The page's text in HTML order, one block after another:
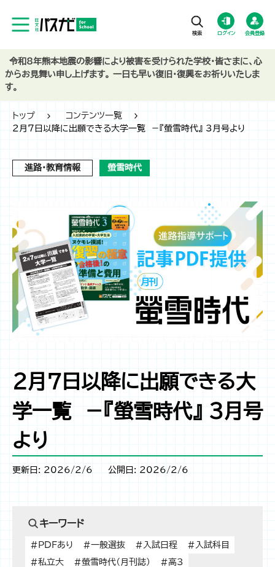
ログイン 会員登録
トップ
コンテンツ一覧
２月７日以降に出願できる大学一覧 －『螢雪時代』 3月号より
進路・教育情報 螢雪時代
２月７日以降に出願できる大
学一覧 －『螢雪時代』 3月号
より
更新日: 2026/2/6 公開日: 2026/2/6
キーワード
#PDFあり #一般選抜 #入試日程
#入試科目
#私立大
#螢雪時代（月刊誌） #高3
令和8年熊本地震の影響により被害を受けられた学校・皆さまに、心
からお見舞い申し上げます。 一日も早い復旧・復興をお祈りいたしま
す。